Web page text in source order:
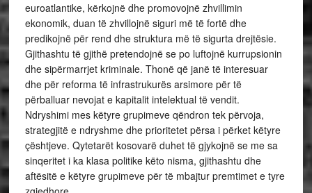
euroatlantike, kërkojnë dhe promovojnë zhvillimin
ekonomik, duan të zhvillojnë siguri më të fortë dhe
predikojnë për rend dhe struktura më të sigurta drejtësie.
Gjithashtu të gjithë pretendojnë se po luftojnë kurrupsionin
dhe sipërmarrjet kriminale. Thonë që janë të interesuar
dhe për reforma të infrastrukurës arsimore për të
përballuar nevojat e kapitalit intelektual të vendit.
Ndryshimi mes këtyre grupimeve qëndron tek përvoja,
strategjitë e ndryshme dhe prioritetet përsa i përket këtyre
çështjeve. Qytetarët kosovarë duhet të gjykojnë se me sa
sinqeritet i ka klasa politike këto nisma, gjithashtu dhe
aftësitë e këtyre grupimeve për të mbajtur premtimet e tyre